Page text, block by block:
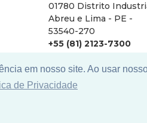
em nosso site. Ao usar
de Privacidade
01780 Distrito
Abreu e Lima - PE -
53540-270
+55 (81) 2123-7300